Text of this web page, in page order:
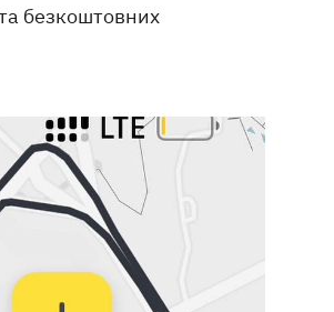
безкоштовних